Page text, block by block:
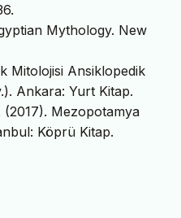
Mythology. New
Mitolojisi Ansiklopedik
Ankara: Yurt Kitap.
Mezopotamya
Köprü Kitap.